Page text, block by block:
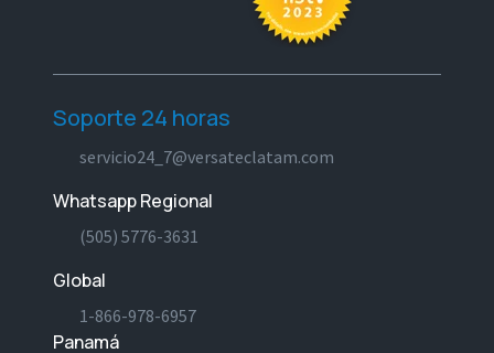
Soporte 24 horas
servicio24_7@versateclatam.com
Whatsapp Regional
(505) 5776-3631
Global
1-866-978-6957
Panamá